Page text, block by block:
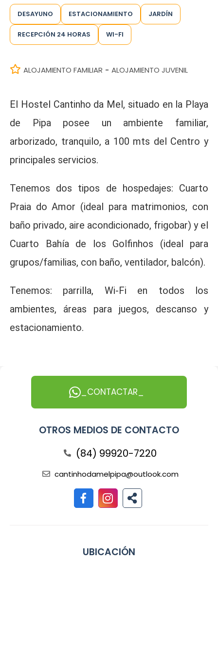
DESAYUNO ESTACIONAMIENTO JARDÍN
RECEPCIÓN 24 HORAS WI-FI
ALOJAMIENTO FAMILIAR - ALOJAMIENTO JUVENIL
El Hostel Cantinho da Mel, situado en la Playa
de Pipa posee un ambiente familiar,
arborizado, tranquilo, a 100 mts del Centro y
principales servicios.
Tenemos dos tipos de hospedajes: Cuarto
Praia do Amor (ideal para matrimonios, con
baño privado, aire acondicionado, frigobar) y el
Cuarto Bahía de los Golfinhos (ideal para
grupos/familias, con baño, ventilador, balcón).
Tenemos: parrilla, Wi-Fi en todos los
ambientes, áreas para juegos, descanso y
estacionamiento.
_CONTACTAR_
OTROS MEDIOS DE CONTACTO
(84) 99920-7220
cantinhodamelpipa@outlook.com
UBICACIÓN